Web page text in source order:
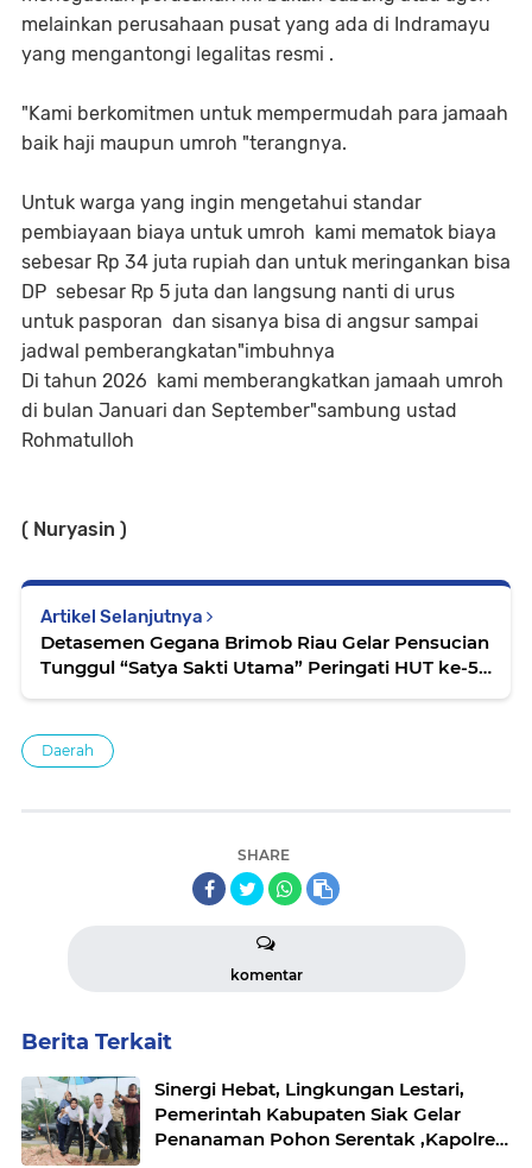
melainkan perusahaan pusat yang ada di Indramayu
yang mengantongi legalitas resmi .
"Kami berkomitmen untuk mempermudah para jamaah
baik haji maupun umroh "terangnya.
Untuk warga yang ingin mengetahui standar
pembiayaan biaya untuk umroh kami mematok biaya
sebesar Rp 34 juta rupiah dan untuk meringankan bisa
DP sebesar Rp 5 juta dan langsung nanti di urus
untuk pasporan dan sisanya bisa di angsur sampai
jadwal pemberangkatan"imbuhnya
Di tahun 2026 kami memberangkatkan jamaah umroh
di bulan Januari dan September"sambung ustad
Rohmatulloh
( Nuryasin )
Artikel Selanjutnya
Detasemen Gegana Brimob Riau Gelar Pensucian
Tunggul “Satya Sakti Utama” Peringati HUT ke-51
Daerah
SHARE
komentar
Berita Terkait
Sinergi Hebat, Lingkungan Lestari,
Pemerintah Kabupaten Siak Gelar
Penanaman Pohon Serentak ,Kapolres